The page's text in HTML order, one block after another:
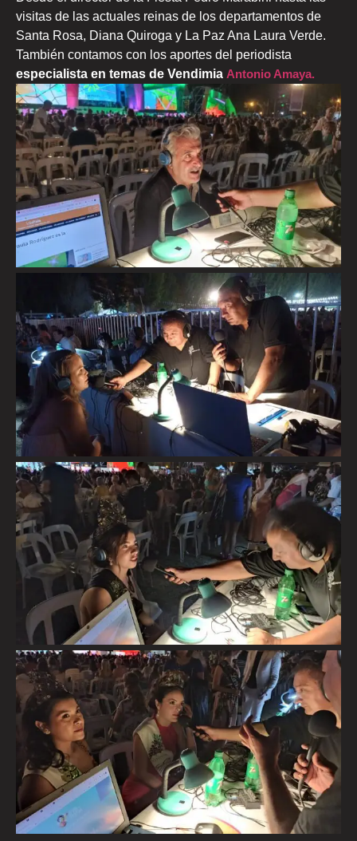
visitas de las actuales reinas de los departamentos de
Santa Rosa, Diana Quiroga y La Paz Ana Laura Verde.
También contamos con los aportes del periodista
especialista en temas de Vendimia Antonio Amaya.